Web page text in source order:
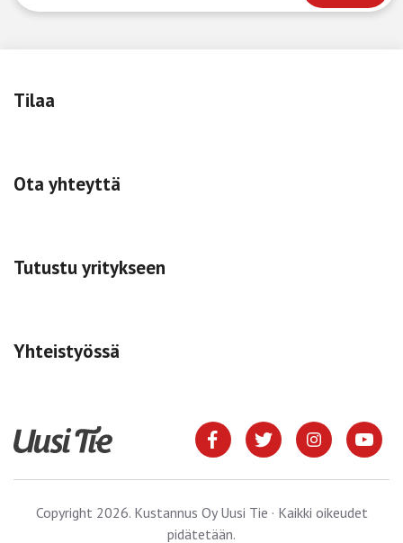
Tilaa
Ota yhteyttä
Tutustu yritykseen
Yhteistyössä
Copyright 2026. Kustannus Oy Uusi Tie · Kaikki oikeudet
pidätetään.